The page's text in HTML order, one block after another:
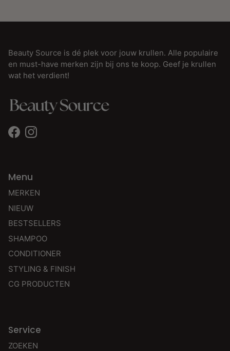
Beauty Source is dé plek voor jouw krullen. Alle populaire
en must-have merken zijn bij ons te koop. Geef je krullen
wat het verdient!
FacebookInstagram
Menu
MERKEN
NIEUW
BESTSELLERS
SHAMPOO
CONDITIONER
STYLING & FINISH
CG PRODUCTEN
Service
ZOEKEN